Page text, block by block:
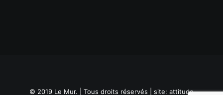
© 2019 Le Mur. | Tous droits réservés | site: attitude